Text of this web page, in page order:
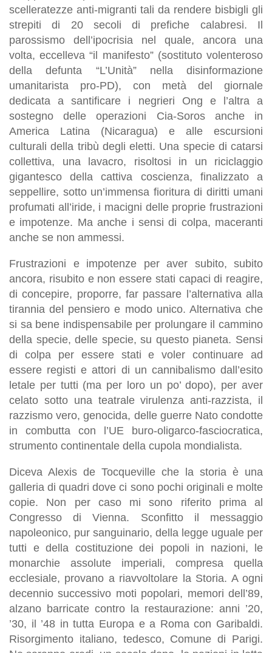
scelleratezze anti-migranti tali da rendere bisbigli gli
strepiti di 20 secoli di prefiche calabresi. Il
parossismo dell’ipocrisia nel quale, ancora una
volta, eccelleva “il manifesto” (sostituto volenteroso
della defunta “L’Unità” nella disinformazione
umanitarista pro-PD), con metà del giornale
dedicata a santificare i negrieri Ong e l’altra a
sostegno delle operazioni Cia-Soros anche in
America Latina (Nicaragua) e alle escursioni
culturali della tribù degli eletti. Una specie di catarsi
collettiva, una lavacro, risoltosi in un riciclaggio
gigantesco della cattiva coscienza, finalizzato a
seppellire, sotto un’immensa fioritura di diritti umani
profumati all’iride, i macigni delle proprie frustrazioni
e impotenze. Ma anche i sensi di colpa, maceranti
anche se non ammessi.
Frustrazioni e impotenze per aver subito, subito
ancora, risubito e non essere stati capaci di reagire,
di concepire, proporre, far passare l’alternativa alla
tirannia del pensiero e modo unico. Alternativa che
si sa bene indispensabile per prolungare il cammino
della specie, delle specie, su questo pianeta. Sensi
di colpa per essere stati e voler continuare ad
essere registi e attori di un cannibalismo dall’esito
letale per tutti (ma per loro un po’ dopo), per aver
celato sotto una teatrale virulenza anti-razzista, il
razzismo vero, genocida, delle guerre Nato condotte
in combutta con l’UE buro-oligarco-fasciocratica,
strumento continentale della cupola mondialista.
Diceva Alexis de Tocqueville che la storia è una
galleria di quadri dove ci sono pochi originali e molte
copie. Non per caso mi sono riferito prima al
Congresso di Vienna. Sconfitto il messaggio
napoleonico, pur sanguinario, della legge uguale per
tutti e della costituzione dei popoli in nazioni, le
monarchie assolute imperiali, compresa quella
ecclesiale, provano a riavvoltolare la Storia. A ogni
decennio successivo moti popolari, memori dell’89,
alzano barricate contro la restaurazione: anni ’20,
’30, il ’48 in tutta Europa e a Roma con Garibaldi.
Risorgimento italiano, tedesco, Comune di Parigi.